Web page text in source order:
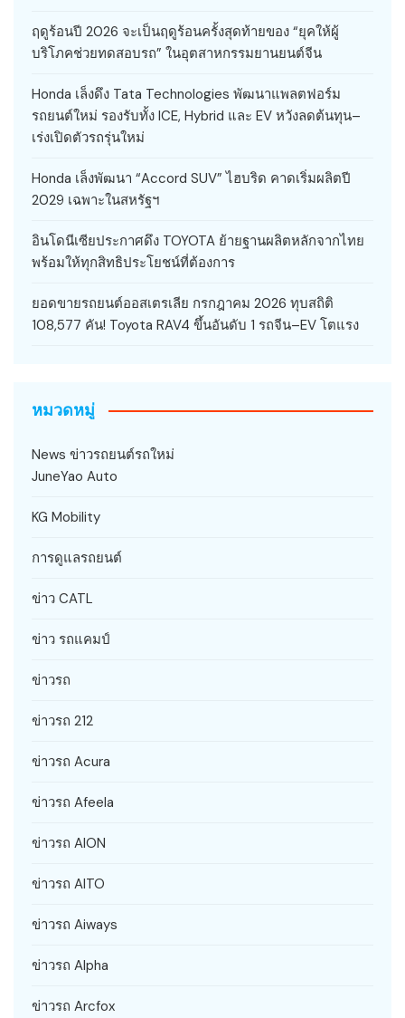
ฤดูร้อนปี 2026 จะเป็นฤดูร้อนครั้งสุดท้ายของ “ยุคให้ผู้
บริโภคช่วยทดสอบรถ” ในอุตสาหกรรมยานยนต์จีน
Honda เล็งดึง Tata Technologies พัฒนาแพลตฟอร์ม
รถยนต์ใหม่ รองรับทั้ง ICE, Hybrid และ EV หวังลดต้นทุน–
เร่งเปิดตัวรถรุ่นใหม่
Honda เล็งพัฒนา “Accord SUV” ไฮบริด คาดเริ่มผลิตปี
2029 เฉพาะในสหรัฐฯ
อินโดนีเซียประกาศดึง TOYOTA ย้ายฐานผลิตหลักจากไทย
พร้อมให้ทุกสิทธิประโยชน์ที่ต้องการ
ยอดขายรถยนต์ออสเตรเลีย กรกฎาคม 2026 ทุบสถิติ
108,577 คัน! Toyota RAV4 ขึ้นอันดับ 1 รถจีน–EV โตแรง
หมวดหมู่
News ข่าวรถยนต์รถใหม่
JuneYao Auto
KG Mobility
การดูแลรถยนต์
ข่าว CATL
ข่าว รถแคมป์
ข่าวรถ
ข่าวรถ 212
ข่าวรถ Acura
ข่าวรถ Afeela
ข่าวรถ AION
ข่าวรถ AITO
ข่าวรถ Aiways
ข่าวรถ Alpha
ข่าวรถ Arcfox